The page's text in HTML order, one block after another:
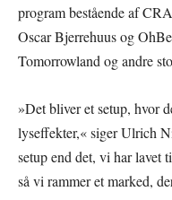
program bestående af
Oscar Bjerrehuus og
Tomorrowland og andre
»Det bliver et setup, hvor
lyseffekter,« siger Ulrich
setup end det, vi har lavet
så vi rammer et marked,